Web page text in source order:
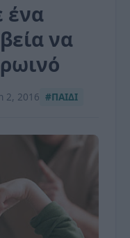
ένα
να
2, 2016 #ΠΑΙΔΙ